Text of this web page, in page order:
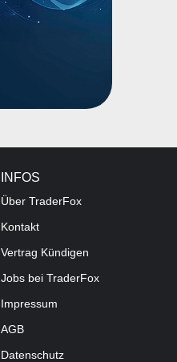
INFOS
Über TraderFox
Kontakt
Vertrag Kündigen
Jobs bei TraderFox
Impressum
AGB
Datenschutz